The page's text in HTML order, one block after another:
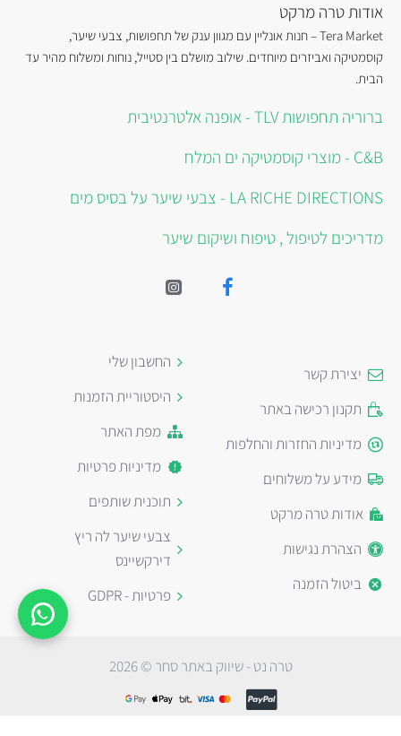
אודות טרה מרקט
Tera Market – חנות אונליין עם מגוון ענק של תחפושות, צבעי שיער,
קוסמטיקה ואביזרים מיוחדים. שילוב מושלם בין סטייל, נוחות ומשלוח מהיר עד
הבית.
ברוריה תחפושות TLV - אופנה אלטרנטיבית
C&B - מוצרי קוסמטיקה ים המלח
LA RICHE DIRECTIONS - צבעי שיער על בסיס מים
מדריכים לטיפול , טיפוח ושיקום שיער
יצירת קשר
תקנון רכישה באתר
מדיניות החזרות והחלפות
מידע על משלוחים
אודות טרה מרקט
הצהרת נגישות
ביטול הזמנה
החשבון שלי
היסטוריית הזמנות
מפת האתר
מדיניות פרטיות
תוכנית שותפים
צבעי שיער לה ריץ
דירקשיינס
פרטיות - GDPR
טרה נט - שיווק באתר סחר © 2026